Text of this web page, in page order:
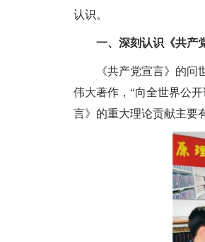
认识。
一、深刻认识《共产
《共产党宣言》的
伟大著作，“向全世界公
言》的重大理论贡献主要